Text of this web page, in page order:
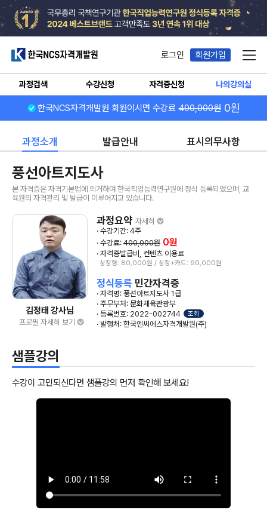
한국NCS자격개발원 로그인 회원가입 메뉴
과정검색 수강신청 자격증신청 나의강의실
한국NCS자격개발원 회원이시면 수강료 400,000원 0원
과정소개 발급안내 표시의무사항
풍선아트지도사
본 자격증은 자격기본법에 의거하여 한국직업능력연구원에 정식 등록되었으며, 교
육원의 자격관리 및 발급이 이루어지고 있습니다.
김정태 강사님
프로필 자세히 보기
과정요약 자세히
· 수강기간: 4주
· 수강료: 400,000원 0원
· 자격증발급비, 컨텐츠 이용료
상장형: 80,000원 / 상장+카드: 90,000원
정식등록 민간자격증
· 자격명: 풍선아트지도사 1급
· 주무부처: 문화체육관광부
· 등록번호: 2022-002744
조회
· 발행처: 한국엔씨에스자격개발원(주)
샘플강의
수강이 고민되신다면 샘플강의 먼저 확인해 보세요!